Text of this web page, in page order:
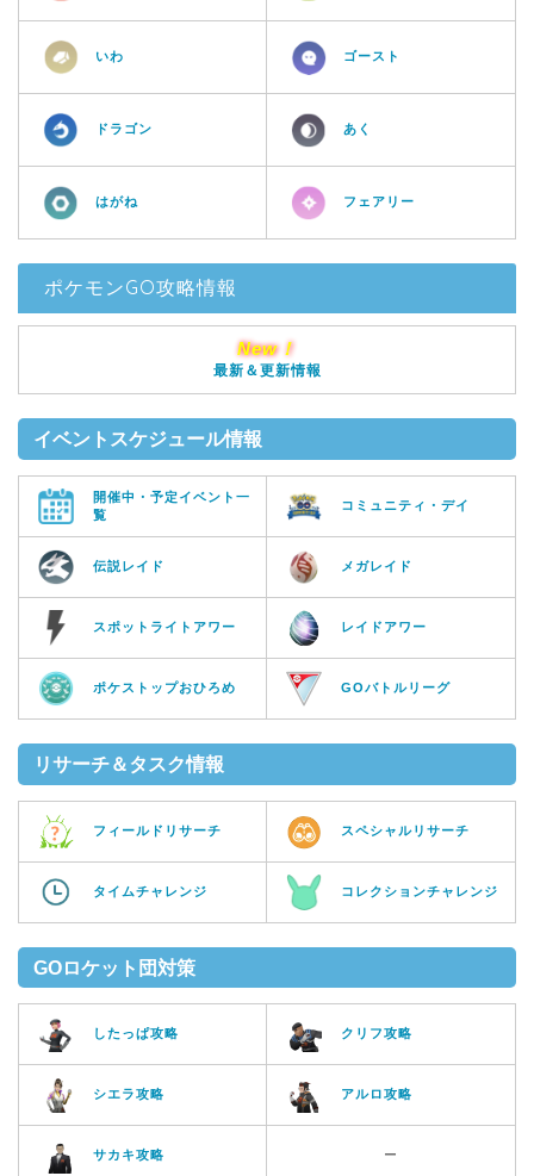
いわ ゴースト
ドラゴン あく
はがね フェアリー
ポケモンGO攻略情報
New！
最新＆更新情報
イベントスケジュール情報
開催中・予定イベント一
覧
コミュニティ・デイ
伝説レイド メガレイド
スポットライトアワー レイドアワー
ポケストップおひろめ GOバトルリーグ
リサーチ＆タスク情報
フィールドリサーチ スペシャルリサーチ
タイムチャレンジ コレクションチャレンジ
GOロケット団対策
したっぱ攻略 クリフ攻略
シエラ攻略 アルロ攻略
サカキ攻略 ー